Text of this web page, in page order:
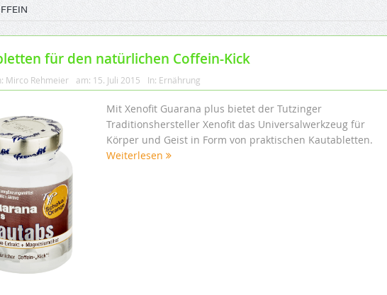
für den natürlichen Coffein-Kick
Mirco Rehmeier am: 15. Juli 2015 In: Ernährung
Mit Xenofit Guarana plus bietet der Tutzinger
Traditionshersteller Xenofit das Universalwerkzeug für
Körper und Geist in Form von praktischen Kautabletten.
Weiterlesen